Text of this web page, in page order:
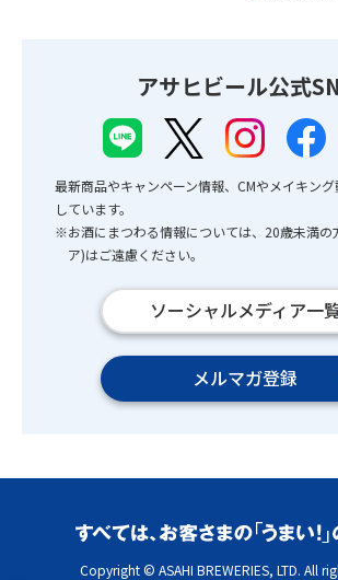
アサヒビール公式
最新商品やキャンペーン情報、CMやメイキン
しています。
※お酒にまつわる情報については、20歳未満の
ア)はご遠慮ください。
ソーシャルメディア一
メルマガ登録
Copyright © ASAHI BREWERIES, LTD. All